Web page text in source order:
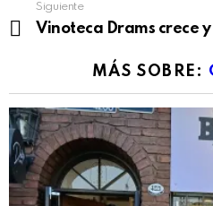
Siguiente
Vinoteca Drams crece
MÁS SOBRE: